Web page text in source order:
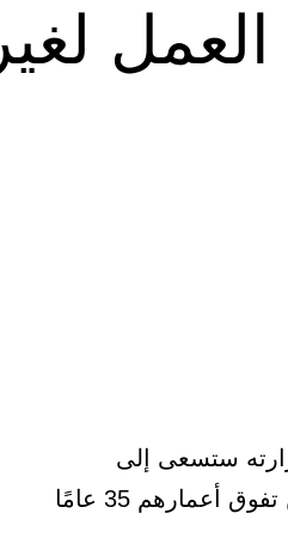
لغير
ستسعى إلى
مساعدة غير المستحقين للإعانة المادية من الذين تفوق أعمارهم 35 عامًا